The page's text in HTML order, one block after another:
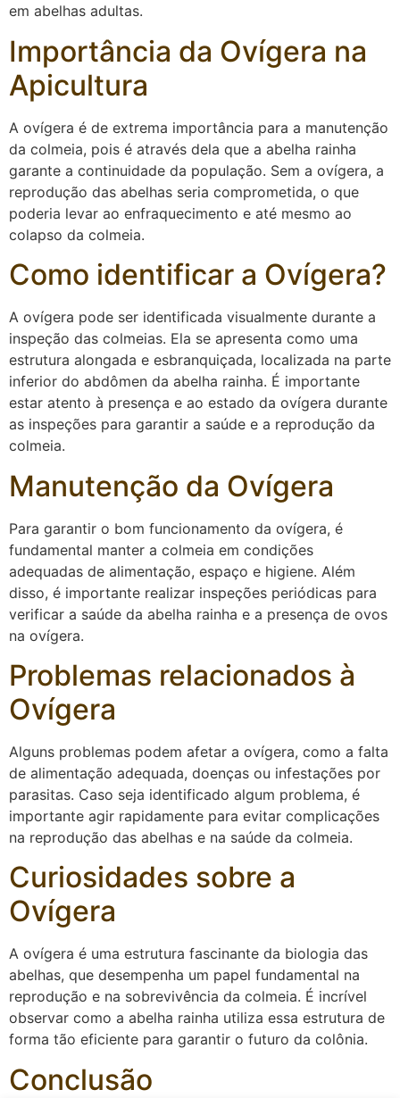
em abelhas adultas.
Importância da Ovígera na
Apicultura
A ovígera é de extrema importância para a manutenção
da colmeia, pois é através dela que a abelha rainha
garante a continuidade da população. Sem a ovígera, a
reprodução das abelhas seria comprometida, o que
poderia levar ao enfraquecimento e até mesmo ao
colapso da colmeia.
Como identificar a Ovígera?
A ovígera pode ser identificada visualmente durante a
inspeção das colmeias. Ela se apresenta como uma
estrutura alongada e esbranquiçada, localizada na parte
inferior do abdômen da abelha rainha. É importante
estar atento à presença e ao estado da ovígera durante
as inspeções para garantir a saúde e a reprodução da
colmeia.
Manutenção da Ovígera
Para garantir o bom funcionamento da ovígera, é
fundamental manter a colmeia em condições
adequadas de alimentação, espaço e higiene. Além
disso, é importante realizar inspeções periódicas para
verificar a saúde da abelha rainha e a presença de ovos
na ovígera.
Problemas relacionados à
Ovígera
Alguns problemas podem afetar a ovígera, como a falta
de alimentação adequada, doenças ou infestações por
parasitas. Caso seja identificado algum problema, é
importante agir rapidamente para evitar complicações
na reprodução das abelhas e na saúde da colmeia.
Curiosidades sobre a
Ovígera
A ovígera é uma estrutura fascinante da biologia das
abelhas, que desempenha um papel fundamental na
reprodução e na sobrevivência da colmeia. É incrível
observar como a abelha rainha utiliza essa estrutura de
forma tão eficiente para garantir o futuro da colônia.
Conclusão